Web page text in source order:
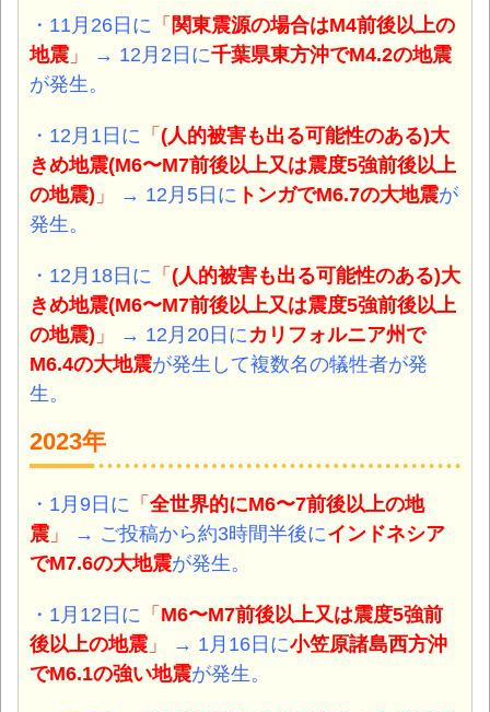
・11月26日に 「 関東震源の場合はM4前後以上の
地震 」 → 12月2日に千葉県東方沖でM4.2の地震
が発生。
・12月1日に 「 (人的被害も出る可能性のある)大
きめ地震(M6〜M7前後以上又は震度5強前後以上
の地震) 」 → 12月5日に トンガでM6.7の大地震が
発生。
・12月18日に 「 (人的被害も出る可能性のある)大
きめ地震(M6〜M7前後以上又は震度5強前後以上
の地震) 」 → 12月20日に カリフォルニア州で
M6.4の大地震が発生して複数名の犠牲者が発
生。
2023年
・1月9日に 「 全世界的にM6〜7前後以上の地
震 」 → ご投稿から約3時間半後にインドネシア
でM7.6の大地震が発生。
・1月12日に 「 M6〜M7前後以上又は震度5強前
後以上の地震 」 → 1月16日に小笠原諸島西方沖
でM6.1の強い地震が発生。